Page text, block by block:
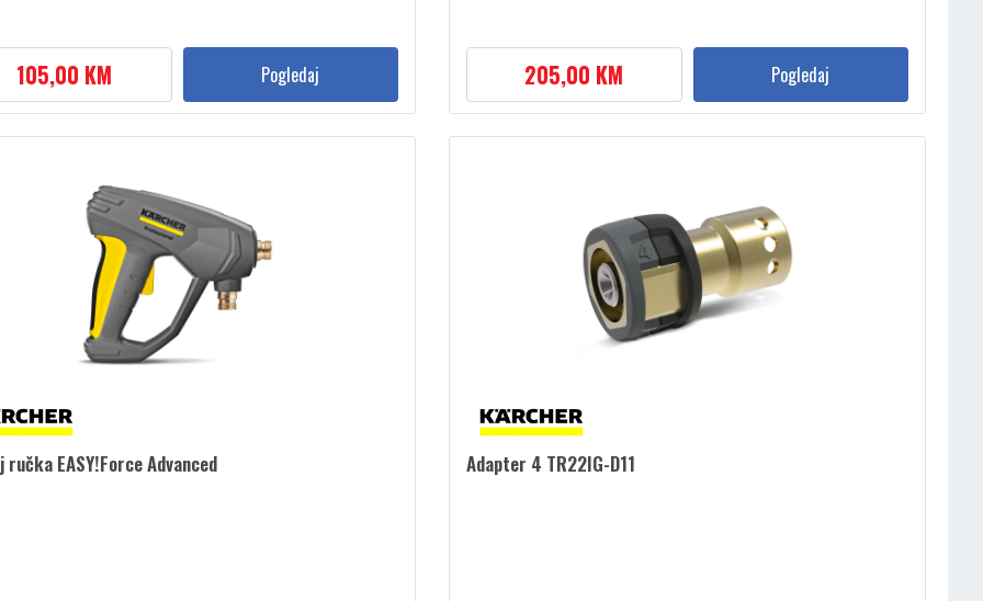
105,00 KM Pogledaj 205,00 KM Pogledaj
EASY!Force Advanced Adapter 4 TR22IG-D11